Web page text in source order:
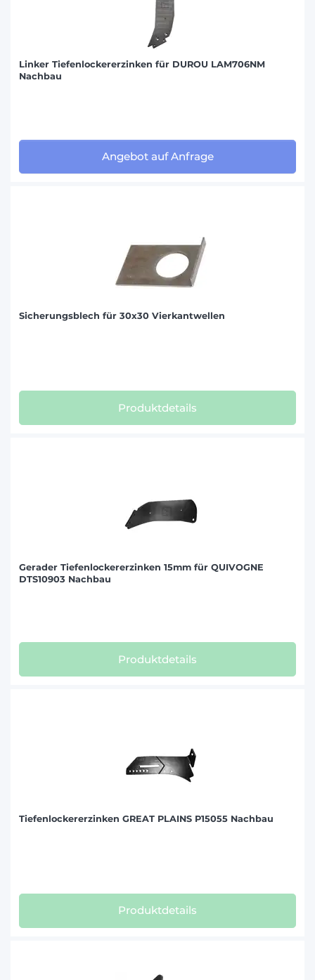
Linker Tiefenlockererzinken für DUROU LAM706NM
Nachbau
Angebot auf Anfrage
Sicherungsblech für 30x30 Vierkantwellen
Produktdetails
Gerader Tiefenlockererzinken 15mm für QUIVOGNE
DTS10903 Nachbau
Produktdetails
Tiefenlockererzinken GREAT PLAINS P15055 Nachbau
Produktdetails